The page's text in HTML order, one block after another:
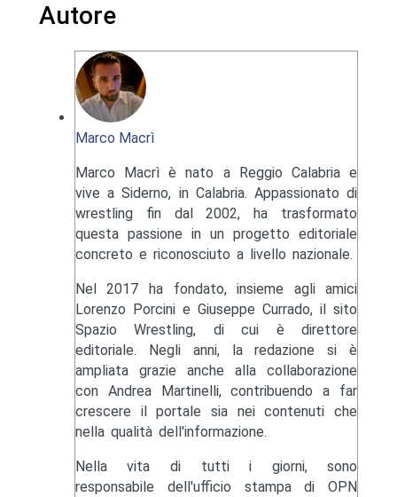
Autore
Marco Macrì
Marco Macrì è nato a Reggio Calabria e
vive a Siderno, in Calabria. Appassionato di
wrestling fin dal 2002, ha trasformato
questa passione in un progetto editoriale
concreto e riconosciuto a livello nazionale.
Nel 2017 ha fondato, insieme agli amici
Lorenzo Porcini e Giuseppe Currado, il sito
Spazio Wrestling, di cui è direttore
editoriale. Negli anni, la redazione si è
ampliata grazie anche alla collaborazione
con Andrea Martinelli, contribuendo a far
crescere il portale sia nei contenuti che
nella qualità dell'informazione.
Nella vita di tutti i giorni, sono
responsabile dell'ufficio stampa di OPN